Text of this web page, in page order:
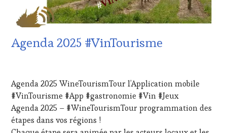
DE-
PROVENCE,
VITICOLE,
ADHÉRENT,
EDITION
LES
CLÉS
DU
VIN
Agenda 2025 #VinTourisme
2024
Agenda 2025 WineTourismTour l’Application mobile
#VinTourisme #App #gastronomie #Vin #Jeux
Agenda 2025 – #WineTourismTour programmation des
étapes dans vos régions !